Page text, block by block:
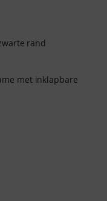
rand
met inklapbare